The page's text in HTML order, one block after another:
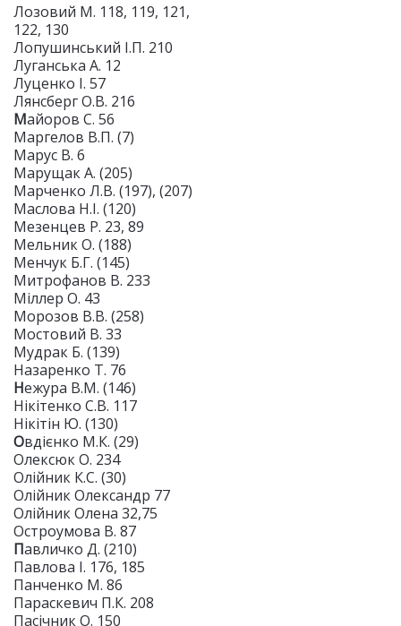
Лозовий М. 118, 119, 121,
122, 130
Лопушинський І.П. 210
Луганська А. 12
Луценко І. 57
Лянсберг О.В. 216
Майоров С. 56
Маргелов В.П. (7)
Марус В. 6
Марущак А. (205)
Марченко Л.В. (197), (207)
Маслова Н.І. (120)
Мезенцев Р. 23, 89
Мельник О. (188)
Менчук Б.Г. (145)
Митрофанов В. 233
Міллер О. 43
Морозов В.В. (258)
Мостовий В. 33
Мудрак Б. (139)
Назаренко Т. 76
Нежура В.М. (146)
Нікітенко С.В. 117
Нікітін Ю. (130)
Овдієнко М.К. (29)
Олексюк О. 234
Олійник К.С. (30)
Олійник Олександр 77
Олійник Олена 32,75
Остроумова В. 87
Павличко Д. (210)
Павлова І. 176, 185
Панченко М. 86
Параскевич П.К. 208
Пасічник О. 150